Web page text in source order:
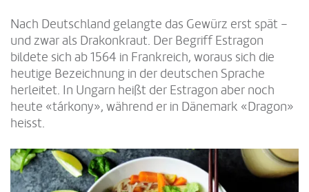
Nach Deutschland gelangte das Gewürz erst spät –
und zwar als Drakonkraut. Der Begriff Estragon
bildete sich ab 1564 in Frankreich, woraus sich die
heutige Bezeichnung in der deutschen Sprache
herleitet. In Ungarn heißt der Estragon aber noch
heute «tárkony», während er in Dänemark «Dragon»
heisst.